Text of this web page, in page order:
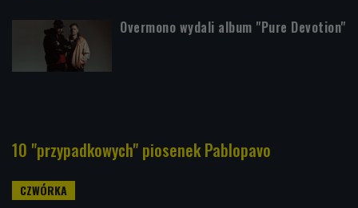
Overmono wydali album "Pure Devotion"
10 "przypadkowych" piosenek Pablopavo